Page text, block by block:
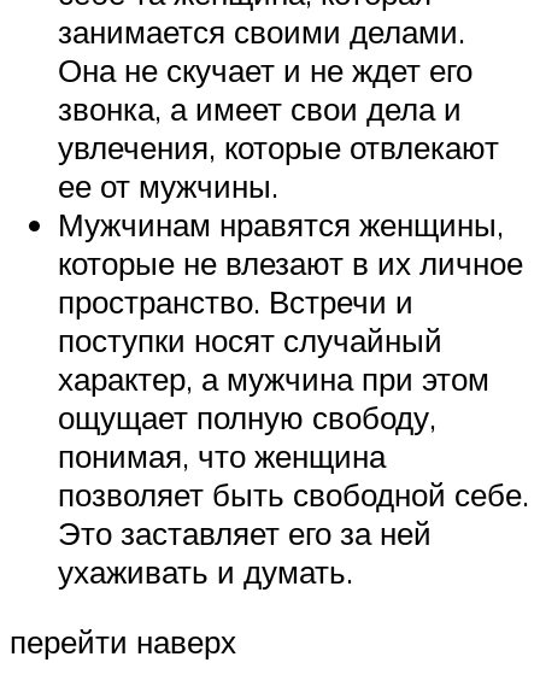
занимается своими делами.
Она не скучает и не ждет его
звонка, а имеет свои дела и
увлечения, которые отвлекают
ее от мужчины.
Мужчинам нравятся женщины,
которые не влезают в их личное
пространство. Встречи и
поступки носят случайный
характер, а мужчина при этом
ощущает полную свободу,
понимая, что женщина
позволяет быть свободной себе.
Это заставляет его за ней
ухаживать и думать.
перейти наверх